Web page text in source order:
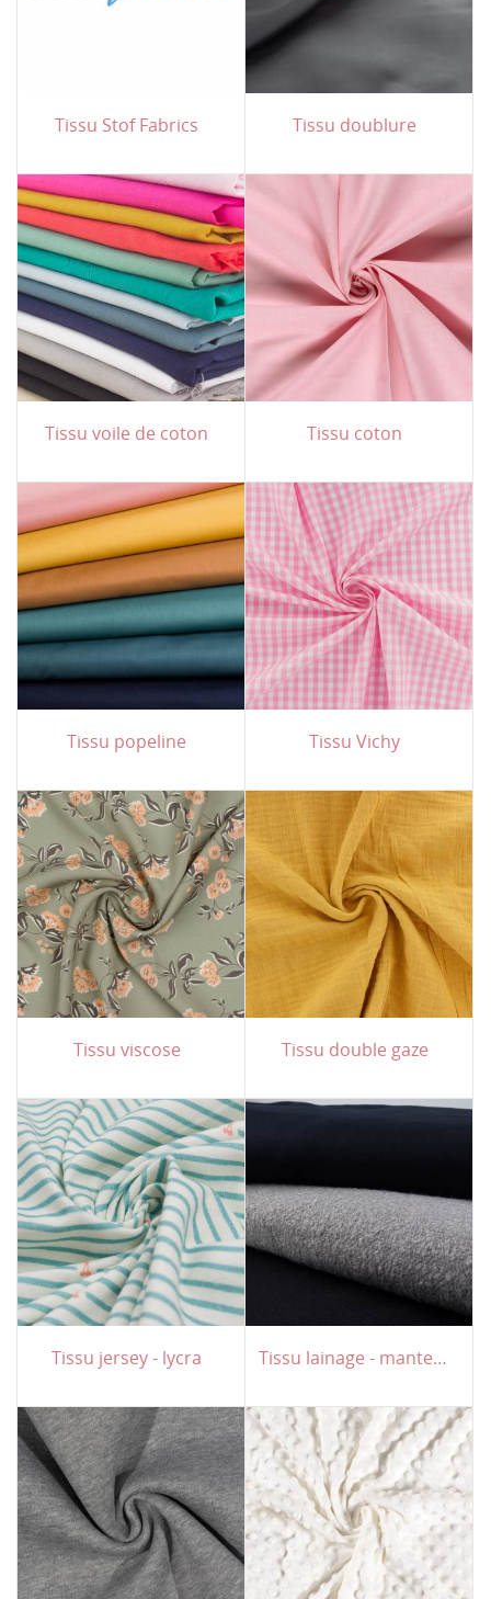
Tissu Stof Fabrics Tissu doublure
Tissu voile de coton Tissu coton
Tissu popeline Tissu Vichy
Tissu viscose Tissu double gaze
Tissu jersey - lycra Tissu lainage - manteau